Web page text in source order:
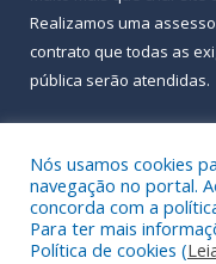
Realizamos uma
contrato que todas as
pública serão atendidas.
Todos os direitos
Nós usamos cookies
navegação no portal.
concorda com a
Para ter mais
Política de cookies (